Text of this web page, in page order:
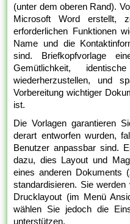
(unter dem oberen Rand).
Microsoft Word erstellt,
erforderlichen Funktionen
Name und die
sind. Briefkopfvorlage
Gemütlichkeit, identische
wiederherzustellen, und
Vorbereitung wichtiger
ist.
Die Vorlagen garantieren
derart entworfen wurden,
Benutzer anpassbar sind.
dazu, dies Layout und
eines anderen Dokuments
standardisieren. Sie
Drucklayout (im Menü
wählen Sie jedoch die
unterstützen.